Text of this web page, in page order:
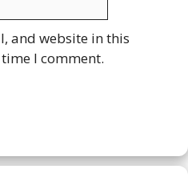
and website in this
I comment.